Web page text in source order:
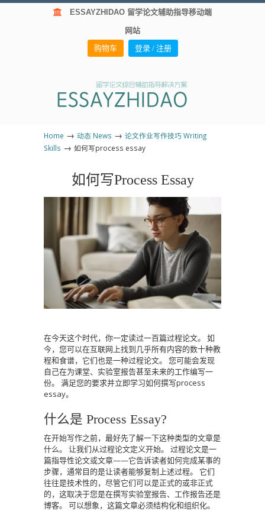
ESSAYZHIDAO 留学论文辅助指导移动端
网站
购物车 登录 / 注册
Home → 动态 News → 论文作业写作技巧 Writing
Skills → 如何写process essay
如何写Process Essay
在今天这个时代，你一定读过一百篇过程论文。
如
今，您可以在互联网上找到几乎所有内容的数十种教
程和食谱，它们也是一种过程论文。
您可能会发现
自己在为课堂、实验室报告甚至未来的工作编写一
份。
满足您的要求并立即学习如何撰写process
essay。
什么是 Process Essay?
在开始写作之前，最好先了解一下这种类型的文章是
什么。
让我们从过程论文定义开始。
过程论文是一
篇指导性论文或文章——它告诉读者如何完成某事的
步骤，通常目的是让读者能够复制上述过程。
它们
往往是技术性的，尽管它们可以是正式的或非正式
的，这取决于您是在撰写实验室报告、工作报告还是
博客。
可以想象，这篇文章必须结构化和组织化。